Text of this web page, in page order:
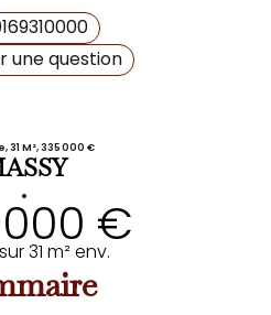
une question
31 M², 335 000 €
• €
sur 31 m² env.